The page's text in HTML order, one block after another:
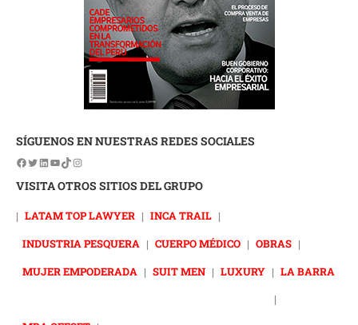
SÍGUENOS EN NUESTRAS REDES SOCIALES
VISITA OTROS SITIOS DEL GRUPO
| LATAM TOP LAWYER | INCA TRAIL |
INDUSTRIA PESQUERA | CUERPO MÉDICO | OBRAS |
MUJER EMPODERADA | SUIT MEN | LUXURY | LA BARRA
|